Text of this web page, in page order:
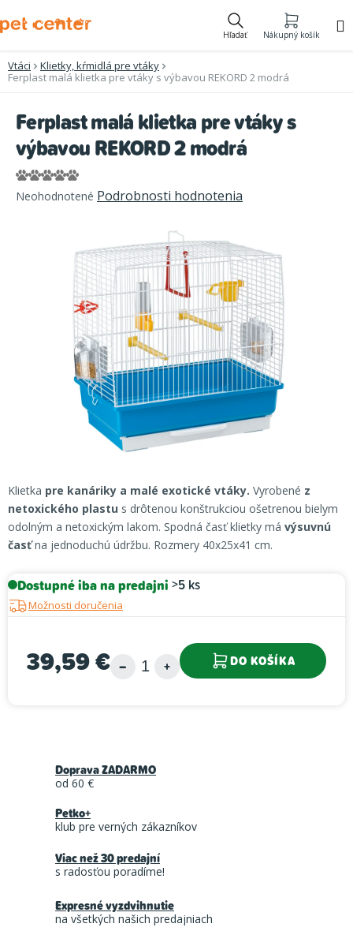
na
Hľadať Nákupný košík
Vtáci
Klietky, kŕmidlá pre vtáky
Ferplast malá klietka pre vtáky s výbavou REKORD 2 modrá
Klietka pre kanáriky a malé exotické vtáky. Vyrobené z
netoxického plastu s drôtenou konštrukciou ošetrenou bielym
odolným a netoxickým lakom. Spodná časť klietky má výsuvnú
časťna jednoduchú údržbu. Rozmery 40x25x41 cm.
Dostupné iba na predajni >5 ks
Možnosti doručenia
39,59 € DO KOŠÍKA
Ferplast malá klietka pre vtáky s
výbavou REKORD 2 modrá
Priemerné
hodnotenie
hviezdičiek.
Neohodnotené Podrobnosti hodnotenia
Doprava ZADARMO
od 60 €
Petko+
klub pre verných zákazníkov
Viac než 30 predajní
s radosťou poradíme!
Expresné vyzdvihnutie
na všetkých našich predajniach